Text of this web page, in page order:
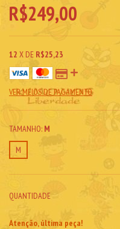
R$249,00
12 X DE R$25,23
VER MEIOS DE PAGAMENTO
TAMANHO: M
M
QUANTIDADE
Atenção, última peça!